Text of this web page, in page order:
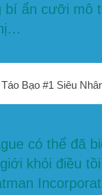
bí ẩn cưỡi mô
có thể đã
khỏi điều